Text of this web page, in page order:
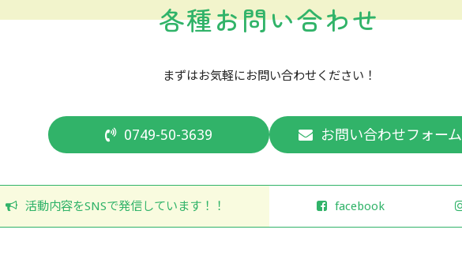
各種お問い合わせ
まずはお気軽にお問い合わせください！
0749-50-3639 お問い合わせフォーム
活動内容をSNSで発信しています！！ facebook